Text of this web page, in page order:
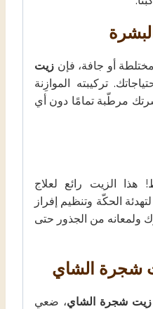
أو جافة، فإن زيت
تركيبته الموازِنة
مرطّبة تمامًا دون أي
الزيت رائع لعلاج
الحكّة وتنظيم إفراز
ولمعانه من الجذور حتى
شجرة الشاي
زيت شجرة الشاي، ضعي